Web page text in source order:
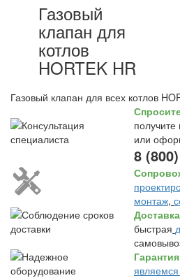
Газовый
клапан для
котлов
HORTEK HR
Газовый клапан для всех котлов
или
8
монтаж,
быстрая